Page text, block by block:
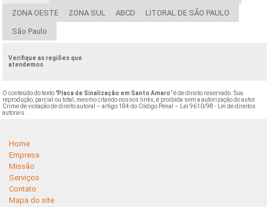
ZONA OESTE ZONA SUL ABCD LITORAL DE SÃO PAULO
São Paulo
Verifique as regiões que
atendemos
O conteúdo do texto "Placa de Sinalização em Santo Amaro" é de direito reservado. Sua
reprodução, parcial ou total, mesmo citando nossos links, é proibida sem a autorização do autor.
Crime de violação de direito autoral – artigo 184 do Código Penal – Lei 9610/98 - Lei de direitos
autorais.
Home
Empresa
Missão
Serviços
Contato
Mapa do site